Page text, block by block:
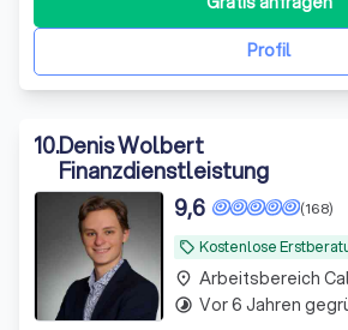
Profil
10.Denis Wolbert
Finanzdienstleistung
local_offer Kostenlose
(168)
9,6
place Arbeitsbereich
timelapse Vor 6 Jahren